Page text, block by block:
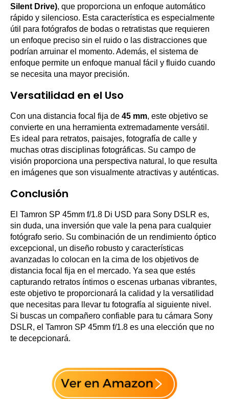
Silent Drive), que proporciona un enfoque automático
rápido y silencioso. Esta característica es especialmente
útil para fotógrafos de bodas o retratistas que requieren
un enfoque preciso sin el ruido o las distracciones que
podrían arruinar el momento. Además, el sistema de
enfoque permite un enfoque manual fácil y fluido cuando
se necesita una mayor precisión.
Versatilidad en el Uso
Con una distancia focal fija de 45 mm, este objetivo se
convierte en una herramienta extremadamente versátil.
Es ideal para retratos, paisajes, fotografía de calle y
muchas otras disciplinas fotográficas. Su campo de
visión proporciona una perspectiva natural, lo que resulta
en imágenes que son visualmente atractivas y auténticas.
Conclusión
El Tamron SP 45mm f/1.8 Di USD para Sony DSLR es,
sin duda, una inversión que vale la pena para cualquier
fotógrafo serio. Su combinación de un rendimiento óptico
excepcional, un diseño robusto y características
avanzadas lo colocan en la cima de los objetivos de
distancia focal fija en el mercado. Ya sea que estés
capturando retratos íntimos o escenas urbanas vibrantes,
este objetivo te proporcionará la calidad y la versatilidad
que necesitas para llevar tu fotografía al siguiente nivel.
Si buscas un compañero confiable para tu cámara Sony
DSLR, el Tamron SP 45mm f/1.8 es una elección que no
te decepcionará.